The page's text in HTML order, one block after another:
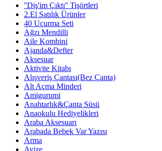
''Diş'im Çıktı'' Tişörtleri
2.El Satılık Ürünler
40 Uçurma Seti
Ağzı Mendilli
Aile Kombini
Ajanda&Defter
Aksesuar
Aktivite Kitabı
Alışveriş Çantası(Bez Çanta)
Alt Açma Minderi
Amigurumi
Anahtarlık&Çanta Süsü
Anaokulu Hediyelikleri
Araba Aksesuarı
Arabada Bebek Var Yazısı
Arma
Avize